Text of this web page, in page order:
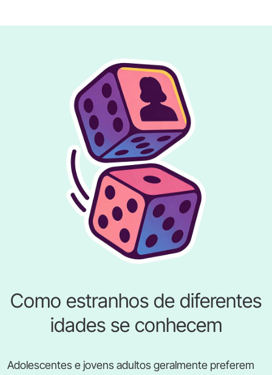
Como estranhos de diferentes
idades se conhecem
Adolescentes e jovens adultos geralmente preferem